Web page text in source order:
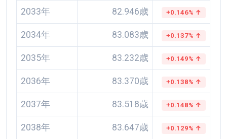
2033年 82.946歳 +0.146% ↑
2034年 83.083歳 +0.137% ↑
2035年 83.232歳 +0.149% ↑
2036年 83.370歳 +0.138% ↑
2037年 83.518歳 +0.148% ↑
2038年 83.647歳 +0.129% ↑